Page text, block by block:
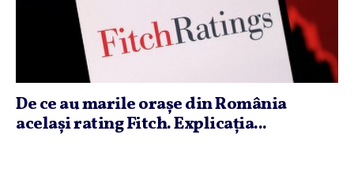
De ce au marile oraşe din România
acelaşi rating Fitch. Explicaţia...